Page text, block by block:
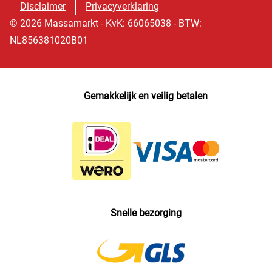
Disclaimer
Privacyverklaring
© 2026 Massamarkt - KvK: 66065038 - BTW:
NL856381020B01
Gemakkelijk en veilig betalen
Snelle bezorging